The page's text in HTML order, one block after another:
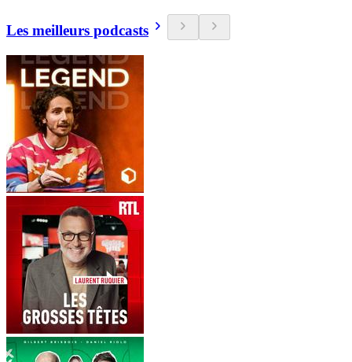
Les meilleurs podcasts